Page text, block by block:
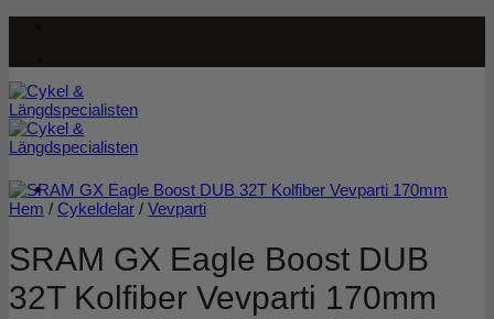
Hem / Cykeldelar / Vevparti
SRAM GX Eagle Boost DUB
32T Kolfiber Vevparti 170mm